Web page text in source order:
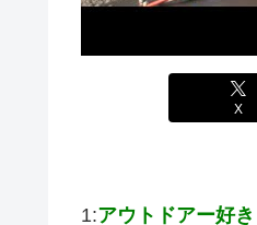
X
1:アウトドアー好き